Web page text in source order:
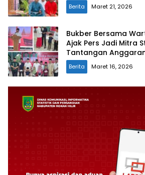
Berita Maret 21, 2026
Bukber Bersama
Ajak Pers Jadi Mitra
Tantangan
Berita Maret 16, 2026